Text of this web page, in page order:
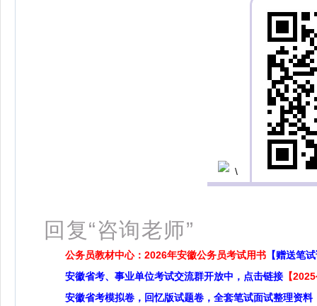
回复“咨询老师”
公务员教材中心：2026年安徽公务员考试用书 【赠送笔
安徽省考、事业单位考试交流群开放中，点击链接 【
安徽省考模拟卷，回忆版试题卷，全套笔试面试整理资料